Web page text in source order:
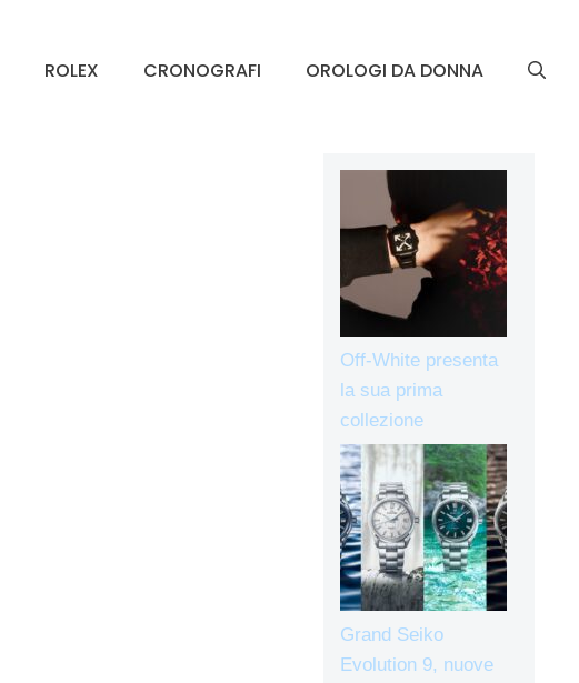
ROLEX CRONOGRAFI OROLOGI DA DONNA
Off-White presenta
la sua prima
collezione
Grand Seiko
Evolution 9, nuove